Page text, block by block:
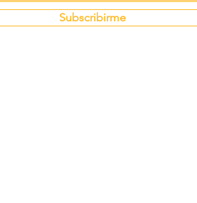
Subscribirme